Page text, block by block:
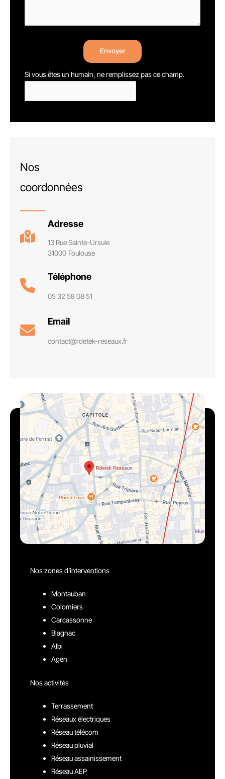
Envoyer
Si vous êtes un humain, ne remplissez pas ce champ.
Nos
coordonnées
Adresse
13 Rue Sainte-Ursule
31000 Toulouse
Téléphone
05 32 58 08 51
Email
contact@rdetek-reseaux.fr
Nos zones d’interventions
Montauban
Colomiers
Carcassonne
Blagnac
Albi
Agen
Nos activités
Terrassement
Réseaux électriques
Réseau télécom
Réseau pluvial
Réseau assainissement
Réseau AEP